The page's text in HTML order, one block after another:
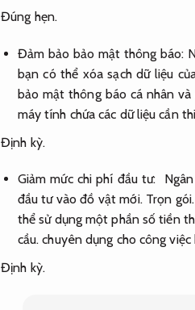
Đúng hẹn.
Đảm bảo bảo mật thông báo:
bạn có thể xóa sạch dữ liệu
bảo mật thông báo cá nhân và
máy tính chứa các dữ liệu cần
Định kỳ.
Giảm mức chi phí đầu tư:
đầu tư vào đồ vật mới. Trọn gói.
thể sử dụng một phần số tiền
cầu. chuyên dụng cho công việc
Định kỳ.